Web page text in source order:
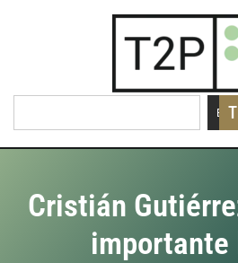
Cristián
importante